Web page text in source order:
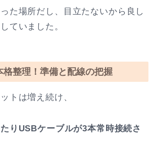
た場所だし、目立たないから良し
ていました。
格整理！準備と配線の把握
トは増え続け、
りUSBケーブルが3本常時接続さ